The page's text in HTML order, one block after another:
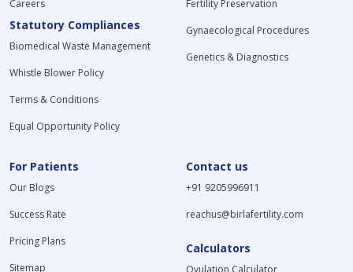
Careers
Statutory Compliances
Biomedical Waste Management
Whistle Blower Policy
Terms & Conditions
Equal Opportunity Policy
Fertility Preservation
Gynaecological Procedures
Genetics & Diagnostics
For Patients
Our Blogs
Success Rate
Pricing Plans
Sitemap
Contact us
+91 9205996911
reachus@birlafertility.com
Calculators
Ovulation Calculator